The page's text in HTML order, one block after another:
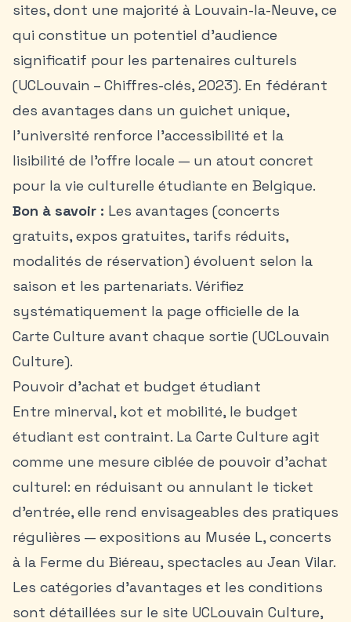
sites, dont une majorité à Louvain-la-Neuve, ce
qui constitue un potentiel d’audience
significatif pour les partenaires culturels
(UCLouvain – Chiffres-clés, 2023). En fédérant
des avantages dans un guichet unique,
l’université renforce l’accessibilité et la
lisibilité de l’offre locale — un atout concret
pour la vie culturelle étudiante en Belgique.
Bon à savoir : Les avantages (concerts
gratuits, expos gratuites, tarifs réduits,
modalités de réservation) évoluent selon la
saison et les partenariats. Vérifiez
systématiquement la page officielle de la
Carte Culture avant chaque sortie (UCLouvain
Culture).
Pouvoir d’achat et budget étudiant
Entre minerval, kot et mobilité, le budget
étudiant est contraint. La Carte Culture agit
comme une mesure ciblée de pouvoir d’achat
culturel: en réduisant ou annulant le ticket
d’entrée, elle rend envisageables des pratiques
régulières — expositions au Musée L, concerts
à la Ferme du Biéreau, spectacles au Jean Vilar.
Les catégories d’avantages et les conditions
sont détaillées sur le site UCLouvain Culture,